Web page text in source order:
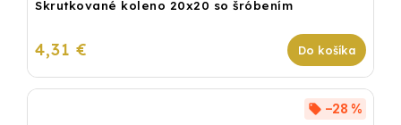
Skrutkované koleno 20x20 so šróbením
4,31 € Do košíka
–28 %